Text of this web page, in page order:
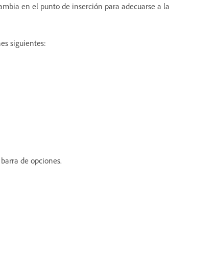
en el punto de inserción para adecuarse a la
siguientes:
de opciones.